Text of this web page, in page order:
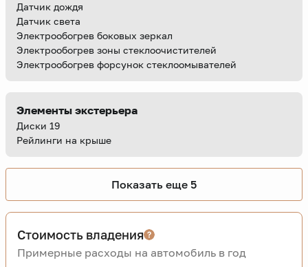
Датчик дождя
Датчик света
Электрообогрев боковых зеркал
Электрообогрев зоны стеклоочистителей
Электрообогрев форсунок стеклоомывателей
Элементы экстерьера
Диски 19
Рейлинги на крыше
Показать еще 5
Стоимость владения
Примерные расходы на автомобиль в год